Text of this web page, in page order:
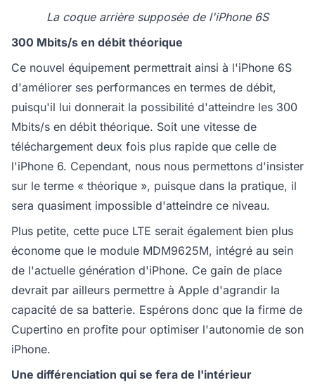
La coque arrière supposée de l'iPhone 6S
300 Mbits/s en débit théorique
Ce nouvel équipement permettrait ainsi à l'iPhone 6S
d'améliorer ses performances en termes de débit,
puisqu'il lui donnerait la possibilité d'atteindre les 300
Mbits/s en débit théorique. Soit une vitesse de
téléchargement deux fois plus rapide que celle de
l'iPhone 6. Cependant, nous nous permettons d'insister
sur le terme « théorique », puisque dans la pratique, il
sera quasiment impossible d'atteindre ce niveau.
Plus petite, cette puce LTE serait également bien plus
économe que le module MDM9625M, intégré au sein
de l'actuelle génération d'iPhone. Ce gain de place
devrait par ailleurs permettre à Apple d'agrandir la
capacité de sa batterie. Espérons donc que la firme de
Cupertino en profite pour optimiser l'autonomie de son
iPhone.
Une différenciation qui se fera de l'intérieur